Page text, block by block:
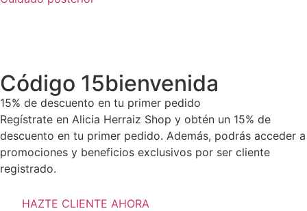
Código 15bienvenida
15% de descuento en tu primer pedido
Regístrate en Alicia Herraiz Shop y obtén un 15% de
descuento en tu primer pedido. Además, podrás acceder a
promociones y beneficios exclusivos por ser cliente
registrado.
HAZTE CLIENTE AHORA